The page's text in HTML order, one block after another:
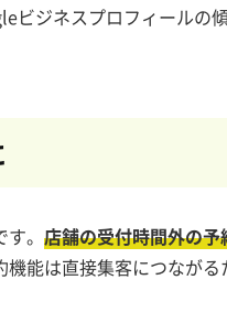
ビジネスプロフィールの
。 店舗の受付時間外の予
能は直接集客につながる